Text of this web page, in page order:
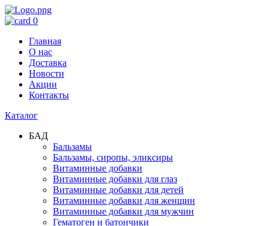
0
Главная
О нас
Доставка
Новости
Акции
Контакты
Каталог
БАД
Бальзамы
Бальзамы, сиропы, эликсиры
Витаминные добавки
Витаминные добавки для глаз
Витаминные добавки для детей
Витаминные добавки для женщин
Витаминные добавки для мужчин
Гематоген и батончики